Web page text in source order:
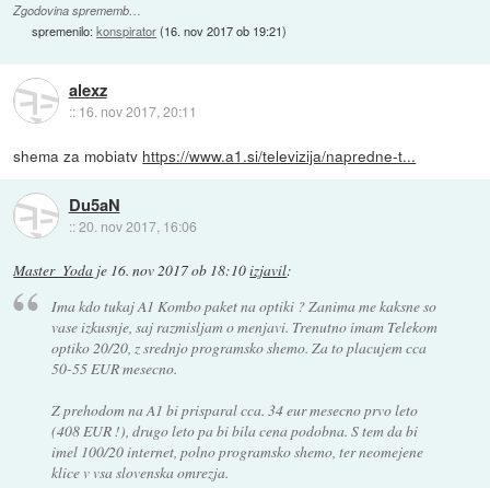
Zgodovina sprememb…
spremenilo:konspirator(16. nov 2017 ob 19:21)
alexz
:: 16. nov 2017, 20:11
shema za mobiatv https://www.a1.si/televizija/napredne-t...
Du5aN
::20. nov 2017, 16:06
Master_Yoda je 16. nov 2017 ob 18:10izjavil:
Ima kdo tukaj A1 Kombo paket na optiki ? Zanima me kaksne so
vase izkusnje, saj razmisljam o menjavi. Trenutno imam Telekom
optiko 20/20, z srednjo programsko shemo. Za to placujem cca
50-55 EUR mesecno.
Z prehodom na A1 bi prisparal cca. 34 eur mesecno prvo leto
(408 EUR !), drugo leto pa bi bila cena podobna. S tem da bi
imel 100/20 internet, polno programsko shemo, ter neomejene
klice v vsa slovenska omrezja.